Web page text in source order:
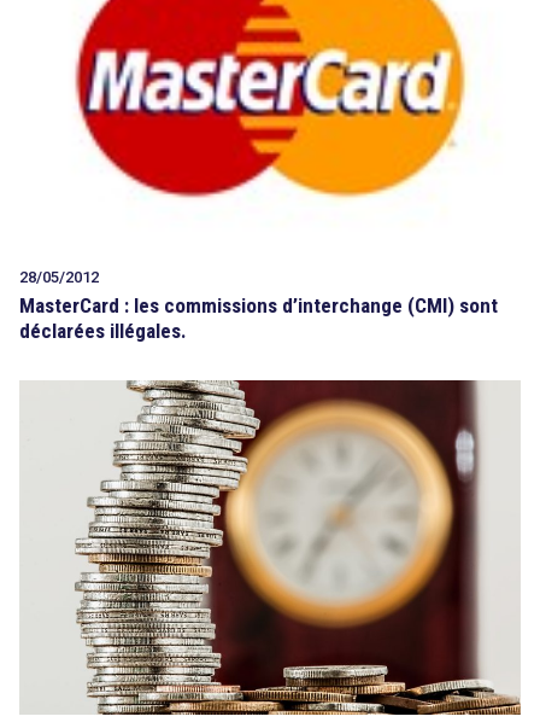
28/05/2012
MasterCard : les commissions d’interchange (CMI) sont
déclarées illégales.